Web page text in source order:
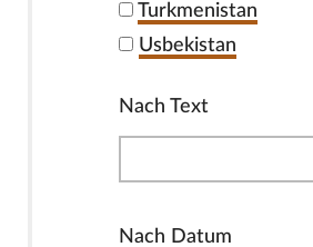
Turkmenistan
Usbekistan
Nach Text
Nach Datum